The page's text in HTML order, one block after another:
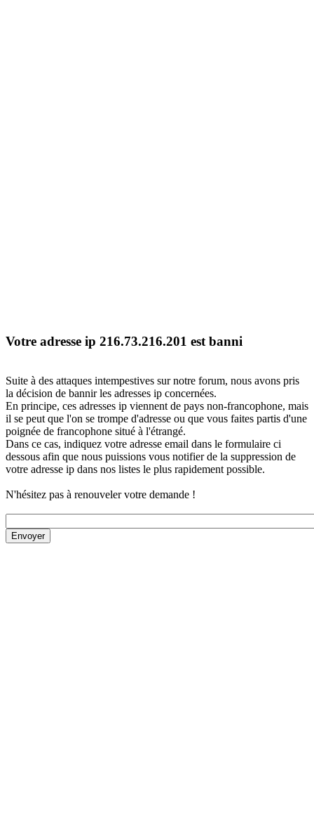
Votre adresse ip 216.73.216.201 est banni
Suite à des attaques intempestives sur notre forum, nous avons pris
la décision de bannir les adresses ip concernées.
En principe, ces adresses ip viennent de pays non-francophone, mais
il se peut que l'on se trompe d'adresse ou que vous faites partis d'une
poignée de francophone situé à l'étrangé.
Dans ce cas, indiquez votre adresse email dans le formulaire ci
dessous afin que nous puissions vous notifier de la suppression de
votre adresse ip dans nos listes le plus rapidement possible.
N'hésitez pas à renouveler votre demande !